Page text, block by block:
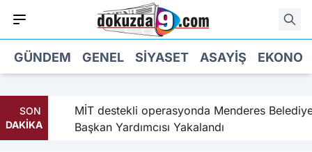
GÜNDEM GENEL SIYASET ASAYIŞ
SON
DAKİKA
MİT destekli operasyonda Menderes Belediye
Başkan Yardımcısı Yakalandı